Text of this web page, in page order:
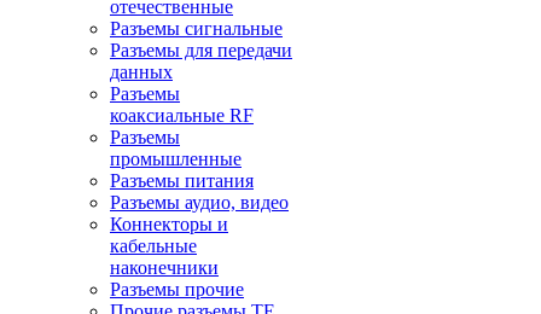
отечественные
Разъeмы сигнальные
Разъeмы для передачи
данных
Разъeмы
коаксиальные RF
Разъeмы
промышленные
Разъeмы питания
Разъeмы аудио, видео
Коннекторы и
кабельные
наконечники
Разъeмы прочие